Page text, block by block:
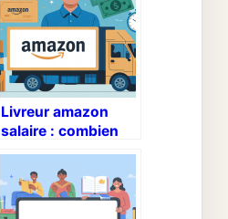
Livreur amazon
salaire : combien
gagne vraiment un
chauffeur
amazon ?